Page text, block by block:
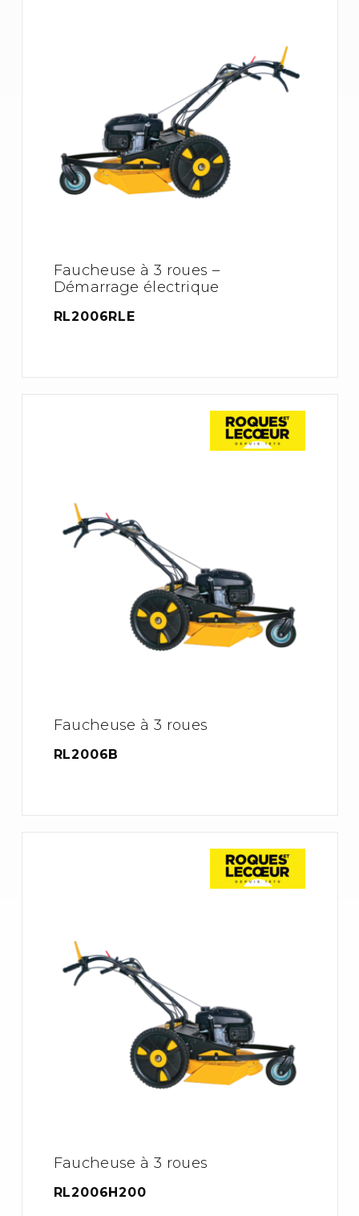
Faucheuse à 3 roues –
Démarrage électrique
RL2006RLE
Faucheuse à 3 roues
RL2006B
Faucheuse à 3 roues
RL2006H200